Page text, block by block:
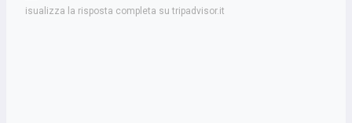
isualizza la risposta completa su tripadvisor.it